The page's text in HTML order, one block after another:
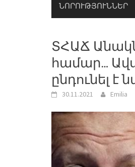
ՆՈՐՈՒԹՅՈՒՆՆԵՐ
ՏՀԱՃ
համար…
ընդունել է
30.11.2021 Emilia